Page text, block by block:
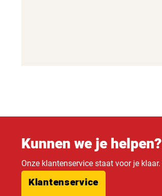
Kunnen we je helpen?
Onze klantenservice staat voor je klaar.
Klantenservice